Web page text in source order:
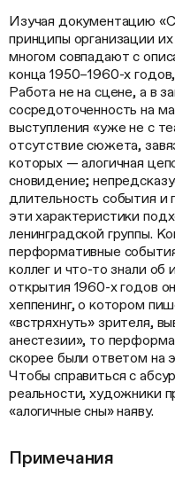
Изучая документацию
принципы организации
многом совпадают с
конца 1950–1960-х
Работа не на сцене, а в
сосредоточенность на
выступления «уже не с
отсутствие сюжета,
которых — алогичная
сновидение;
длительность события
эти характеристики
ленинградской группы.
перформативные
коллег и что-то знали об
открытия 1960-х годов
хеппенинг, о котором
«встряхнуть» зрителя,
анестезии», то
скорее были ответом на
Чтобы справиться с
реальности, художники
«алогичные сны» наяву.
Примечания